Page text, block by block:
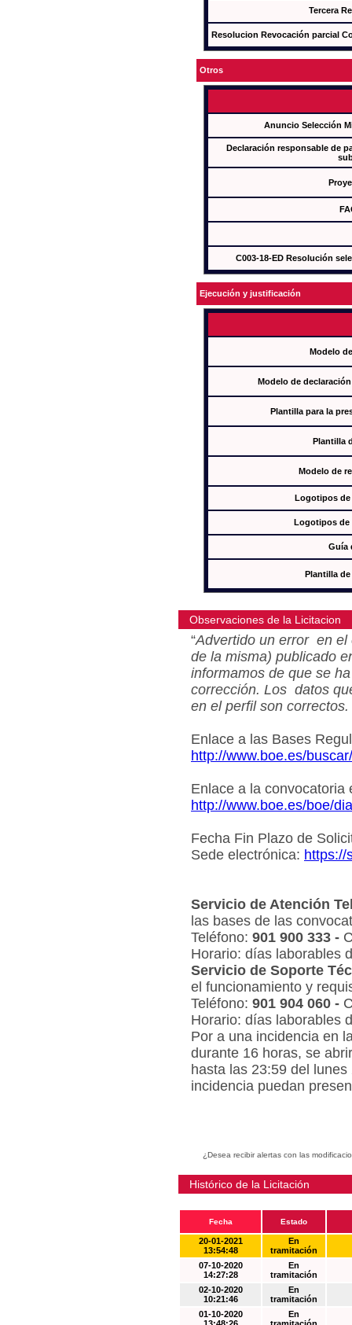
Tercera
Resolucion Revocación parcial
Otros
Anuncio Selección
Declaración responsable de
C003-18-ED Resolución
Ejecución y justificación
Modelo
Modelo de
Plantilla para la
Plantilla
Modelo de
Logotipos de
Logotipos de
Guía
Plantilla
Observaciones de la Licitacion
“Advertido un error en el
de la misma) publicado
informamos de que se
corrección. Los datos
en el perfil son correctos.
Enlace a las Bases
http://www.boe.es/
Enlace a la convocatoria
http://www.boe.es/boe/
Fecha Fin Plazo de
Sede electrónica: https://
Servicio de Atención
las bases de las
Teléfono: 901 900 333 -
Horario: días laborables
Servicio de Soporte
el funcionamiento y
Teléfono: 901 904 060 -
Horario: días laborables
Por a una incidencia en
durante 16 horas, se
hasta las 23:59 del
incidencia puedan
¿Desea recibir alertas con las
Histórico de la Licitación
Fecha Estado
20-01-2021
13:54:48
En
tramitación
07-10-2020
14:27:28
En
tramitación
02-10-2020
10:21:46
En
tramitación
01-10-2020
En